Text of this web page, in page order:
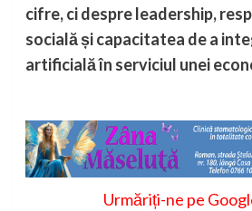
cifre, ci despre leadership,
socială și capacitatea de a
artificială în serviciul unei
Urmăriți-ne pe